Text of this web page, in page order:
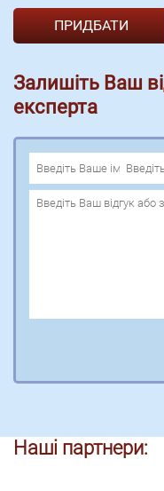
Залишіть Ваш
експерта
Наші партнери: